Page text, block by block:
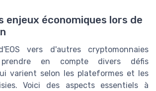
enjeux économiques lors de
vers d'autres cryptomonnaies
en compte divers défis
varient selon les plateformes et les
Voici des aspects essentiels à